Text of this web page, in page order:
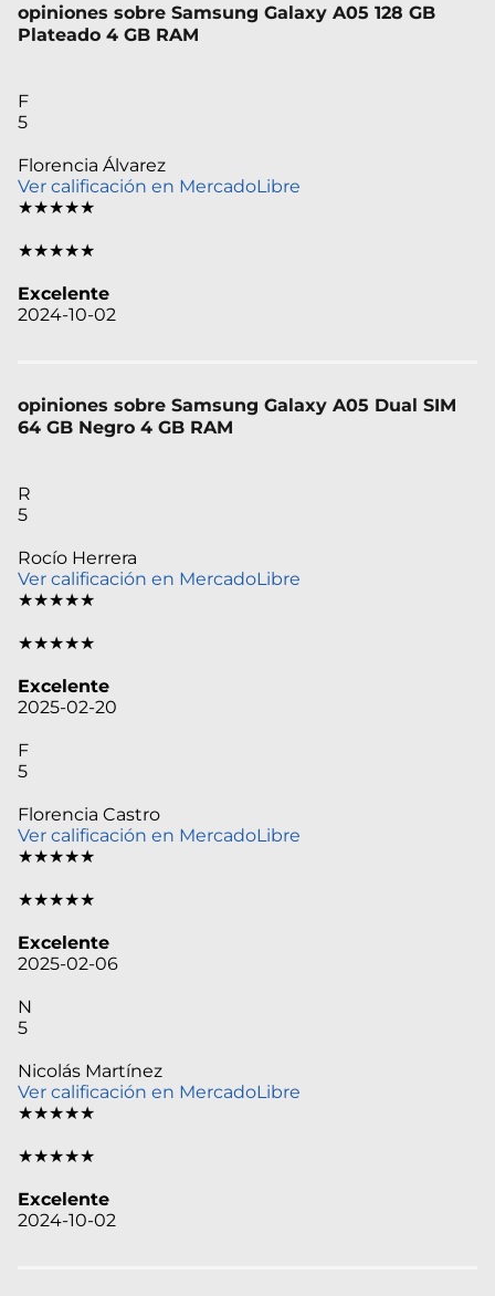
opiniones sobre Samsung Galaxy A05 128 GB
Plateado 4 GB RAM
F
5
Florencia Álvarez
Ver calificación en MercadoLibre
★★★★★
★★★★★
Excelente
2024-10-02
opiniones sobre Samsung Galaxy A05 Dual SIM
64 GB Negro 4 GB RAM
R
5
Rocío Herrera
Ver calificación en MercadoLibre
★★★★★
★★★★★
Excelente
2025-02-20
F
5
Florencia Castro
Ver calificación en MercadoLibre
★★★★★
★★★★★
Excelente
2025-02-06
N
5
Nicolás Martínez
Ver calificación en MercadoLibre
★★★★★
★★★★★
Excelente
2024-10-02